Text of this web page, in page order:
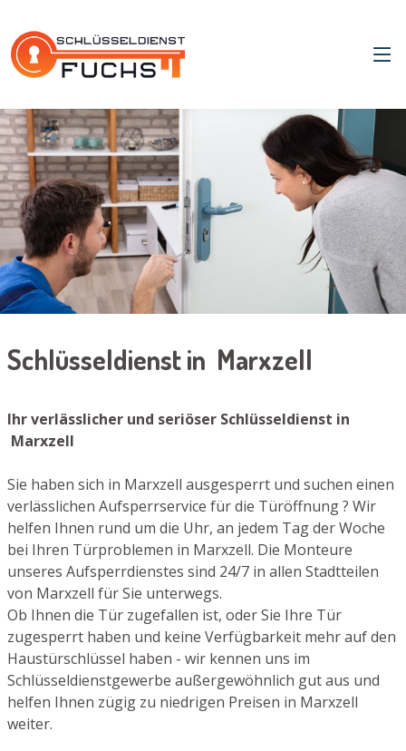
Schlüsseldienst in Marxzell
Ihr verlässlicher und seriöser Schlüsseldienst in
Marxzell
Sie haben sich in Marxzell ausgesperrt und suchen einen
verlässlichen Aufsperrservice für die Türöffnung ? Wir
helfen Ihnen rund um die Uhr, an jedem Tag der Woche
bei Ihren Türproblemen in Marxzell. Die Monteure
unseres Aufsperrdienstes sind 24/7 in allen Stadtteilen
von Marxzell für Sie unterwegs.
Ob Ihnen die Tür zugefallen ist, oder Sie Ihre Tür
zugesperrt haben und keine Verfügbarkeit mehr auf den
Haustürschlüssel haben - wir kennen uns im
Schlüsseldienstgewerbe außergewöhnlich gut aus und
helfen Ihnen zügig zu niedrigen Preisen in Marxzell
weiter.